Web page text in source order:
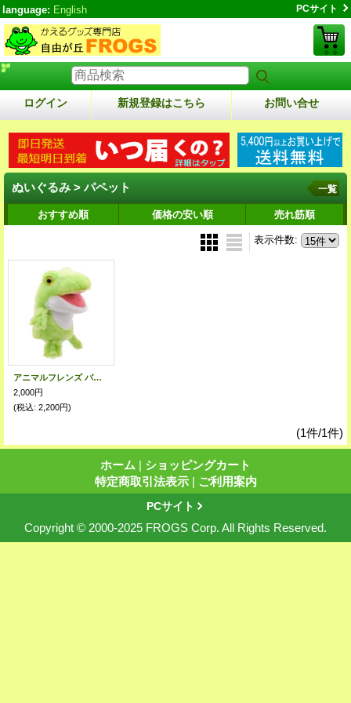
language: English PCサイト
ログイン 新規登録はこちら お問い合せ
ぬいぐるみ > パペット 一覧
おすすめ順 価格の安い順 売れ筋順
表示件数:
アニマルフレンズ パペット カエル
2,000円
(税込: 2,200円)
(1件/1件)
ホーム | ショッピングカート
特定商取引法表示 | ご利用案内
PCサイト
Copyright © 2000-2025 FROGS Corp. All Rights Reserved.